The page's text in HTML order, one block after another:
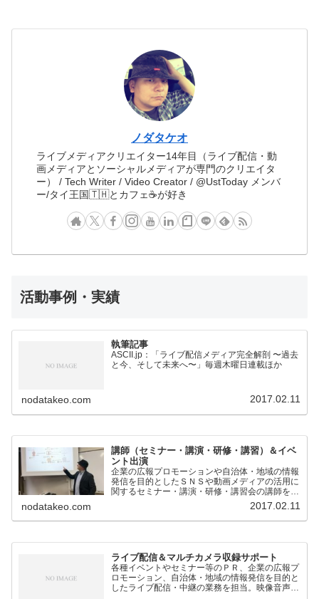
ノダタケオ
ライブメディアクリエイター14年目（ライブ配信・動
画メディアとソーシャルメディアが専門のクリエイタ
ー） / Tech Writer / Video Creator / @UstToday メンバ
ー/タイ王国🇹🇭とカフェ☕️が好き
活動事例・実績
執筆記事
ASCII.jp：「ライブ配信メディア完全解剖 〜過去
と今、そして未来へ〜」毎週木曜日連載ほか
nodatakeo.com 2017.02.11
講師（セミナー・講演・研修・講習）＆イベ
ント出演
企業の広報プロモーションや自治体・地域の情報
発信を目的としたＳＮＳや動画メディアの活用に
関するセミナー・講演・研修・講習会の講師を担
nodatakeo.com 2017.02.11
ライブ配信＆マルチカメラ収録サポート
各種イベントやセミナー等のＰＲ、企業の広報プ
ロモーション、自治体・地域の情報発信を目的と
したライブ配信・中継の業務を担当。映像音声の